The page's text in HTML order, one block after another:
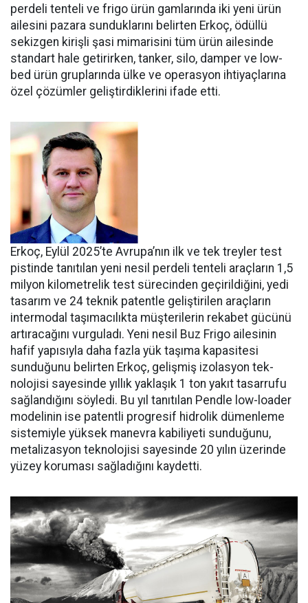
perdeli tenteli ve frigo ürün gamlarında iki yeni ürün
ailesini pazara sundukları­nı belirten Erkoç, ödüllü
sekizgen kirişli şasi mimarisini tüm ürün ailesinde
standart hale getirir­ken, tanker, silo, damper ve low­
bed ürün gruplarında ülke ve ope­rasyon ihtiyaçlarına
özel çözüm­ler geliştirdiklerini ifade etti.
Erkoç, Eylül 2025’te Avru­pa’nın ilk ve tek treyler test
pistin­de tanıtılan yeni nesil perdeli ten­teli araçların 1,5
milyon kilomet­relik test sürecinden geçirildiğini, yedi
tasarım ve 24 teknik patentle geliştirilen araçların
intermodal taşımacılıkta müşterilerin reka­bet gücünü
artıracağını vurgula­dı. Yeni nesil Buz Frigo ailesinin
hafif yapısıyla daha fazla yük ta­şıma kapasitesi
sunduğunu belir­ten Erkoç, gelişmiş izolasyon tek­
nolojisi sayesinde yıllık yaklaşık 1 ton yakıt tasarrufu
sağlandığı­nı söyledi. Bu yıl tanıtılan Pendle low-loader
modelinin ise patent­li progresif hidrolik dümenleme
sistemiyle yüksek manevra kabi­liyeti sunduğunu,
metalizasyon teknolojisi sayesinde 20 yılın üze­rinde
yüzey koruması sağladığını kaydetti.